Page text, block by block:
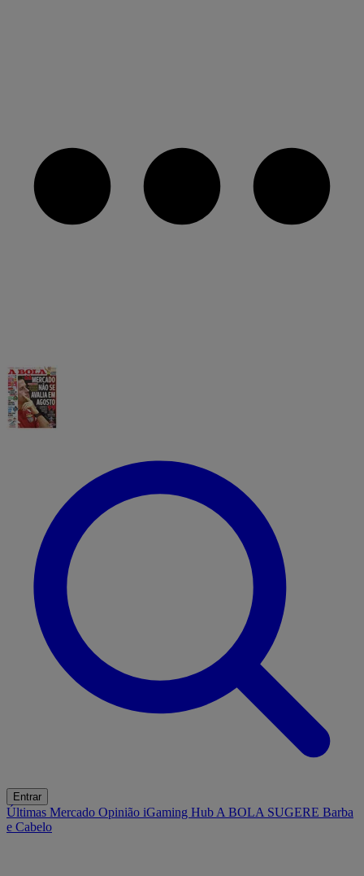
Entrar
Últimas Mercado Opinião iGaming Hub A BOLA SUGERE Barba
e Cabelo